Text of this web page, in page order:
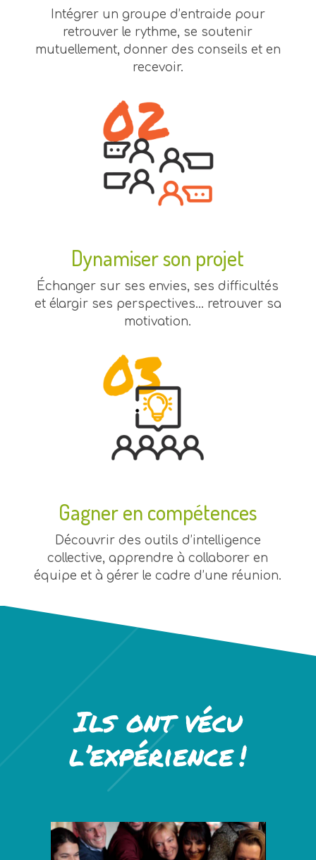
Intégrer un groupe d’entraide pour
retrouver le rythme, se soutenir
mutuellement, donner des conseils et en
recevoir.
Dynamiser son projet
Échanger sur ses envies, ses difficultés
et élargir ses perspectives… retrouver sa
motivation.
Gagner en compétences
Découvrir des outils d’intelligence
collective, apprendre à collaborer en
équipe et à gérer le cadre d’une réunion.
Ils ont vécu
l’expérience !